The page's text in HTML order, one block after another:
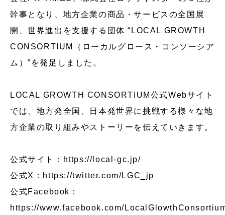
幹事となり、地方企業の商品・サービスの全国展
開、世界進出を支援する団体 “LOCAL GROWTH
CONSORTIUM（ローカルグロース・コンソーシア
ム）”を発足しました。
LOCAL GROWTH CONSORTIUM公式Webサイト
では、地方発全国、日本発世界に挑戦する様々な地
方企業の取り組みやストーリーを伝えていきます。
公式サイト：
https://local-gc.jp/
公式X： https://twitter.com/LGC_jp
公式Facebook：
https://www.facebook.com/